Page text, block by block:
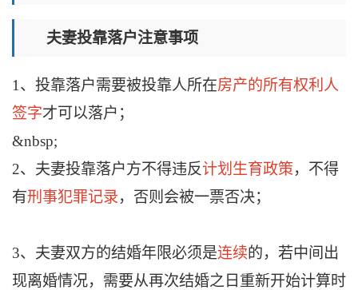
夫妻投靠落户注意事项
1、投靠落户需要被投靠人所在房产的所有权利人
签字才可以落户；
&nbsp;
2、夫妻投靠落户方不得违反计划生育政策，不得
有刑事犯罪记录，否则会被一票否决；
3、夫妻双方的结婚年限必须是连续的，若中间出
现离婚情况，需要从再次结婚之日重新开始计算时